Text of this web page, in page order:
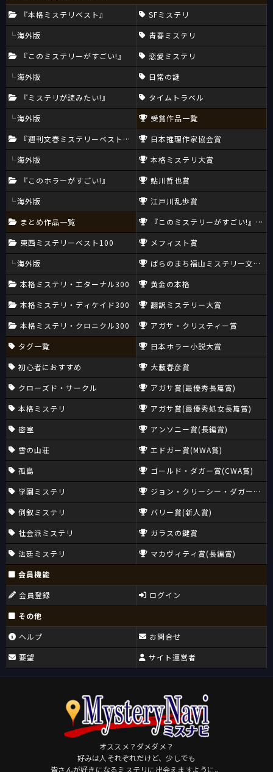
『本格ミステリベスト』
海外版
『このミステリーがすごい!』
海外版
『ミステリが読みたい!』
海外版
『週刊文春ミステリーベスト10』
海外版
『このホラーがすごい!』
海外版
まとめ作品一覧
東西ミステリーベスト100
海外版
本格ミステリ・エターナル300
本格ミステリ・ディケイド300
本格ミステリ・クロニクル300
タグ一覧
初心者におすすめ
クローズド・サークル
本格ミステリ
密室
雪の山荘
孤島
学園ミステリ
倒叙ミステリ
社会派ミステリ
法廷ミステリ
SFミステリ
青春ミステリ
恋愛ミステリ
日常の謎
タイムトラベル
受賞作品一覧
日本推理作家協会賞
本格ミステリ大賞
鮎川哲也賞
江戸川乱歩賞
『このミステリーがすごい!』大賞
メフィスト賞
ばらのまち福山ミステリー文学新
黄金の本格
翻訳ミステリー大賞
アガサ・クリスティー賞
日本ホラー小説大賞
大藪春彦賞
アガサ賞(最優秀長篇賞)
アガサ賞(最優秀処女長篇賞)
アンソニー賞(長編賞)
エドガー賞(MWA賞)
ゴールド・ダガー賞(CWA賞)
ジョン・クリーシー・ダガー賞
バリー賞(新人賞)
ガラスの鍵賞
マカヴィティ賞(長編賞)
会員機能
会員登録
ログイン
その他
ヘルプ
要望
お問合せ
サイト運営者
オススメ？ダメダメ？
好みは人それぞれだけど、少しでも
皆さんが好きになるミステリに出会えますように。